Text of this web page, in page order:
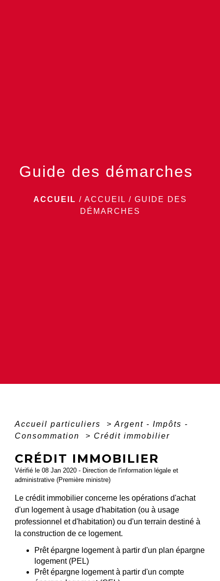
Guide des démarches
ACCUEIL / ACCUEIL / GUIDE DES
DÉMARCHES
Accueil particuliers > Argent - Impôts -
Consommation
> Crédit immobilier
CRÉDIT IMMOBILIER
Vérifié le 08 Jan 2020 - Direction de l'information légale et
administrative (Première ministre)
Le crédit immobilier concerne les opérations d'achat
d'un logement à usage d'habitation (ou à usage
professionnel et d'habitation) ou d'un terrain destiné à
la construction de ce logement.
Prêt épargne logement à partir d'un plan épargne
logement (PEL)
Prêt épargne logement à partir d'un compte